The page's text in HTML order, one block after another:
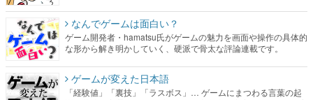
なんでゲームは面白い？
ゲーム開発者・hamatsu氏がゲームの魅力を画面や操作の具体的
な形から解き明かしていく、硬派で骨太な評論連載です。
ゲームが変えた日本語
「経験値」「裏技」「ラスボス」… ゲームにまつわる言葉の起